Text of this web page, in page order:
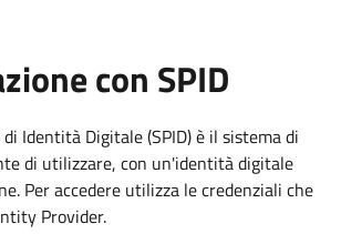
con SPID
Identità Digitale (SPID) è il sistema di
di utilizzare, con un'identità digitale
Per accedere utilizza le credenziali che
Provider.